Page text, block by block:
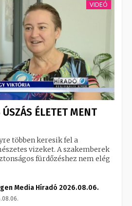
VIDEÓ
ÉLETET MENT
többen keresik fel a
vizeket. A szakemberek
fürdőzéshez nem elég
Media Híradó 2026.08.06.